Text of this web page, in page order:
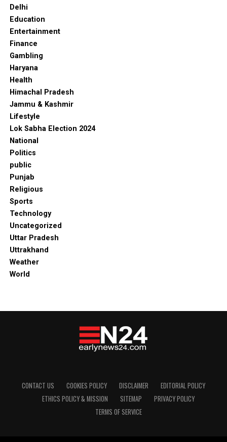
Delhi
Education
Entertainment
Finance
Gambling
Haryana
Health
Himachal Pradesh
Jammu & Kashmir
Lifestyle
Lok Sabha Election 2024
National
Politics
public
Punjab
Religious
Sports
Technology
Uncategorized
Uttar Pradesh
Uttrakhand
Weather
World
CONTACT US COOKIES POLICY DISCLAIMER
EDITORIAL POLICY
ETHICS POLICY & MISSION
SITEMAP
PRIVACY POLICY
TERMS OF SERVICE